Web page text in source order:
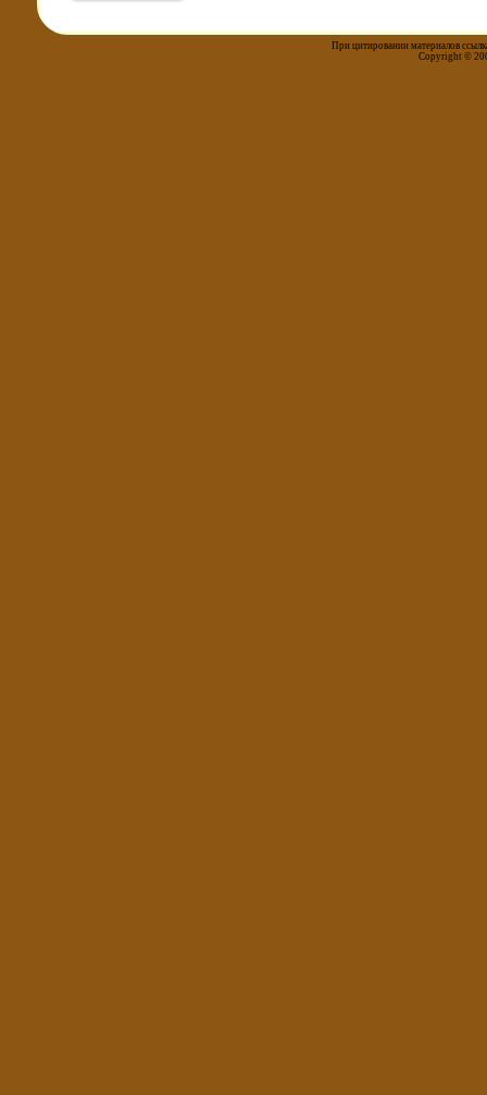
При цитировании материалов
Copyright ©